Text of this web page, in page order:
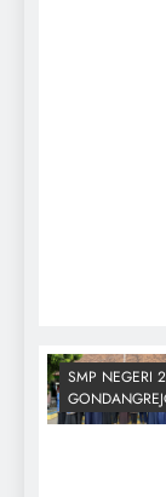
SMP NEGERI 2